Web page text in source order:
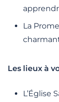
La
Les lieux à
L’Église